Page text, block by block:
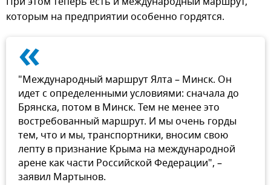
которым на предприятии особенно гордятся.
«
"Международный маршрут Ялта – Минск. Он
идет с определенными условиями: сначала до
Брянска, потом в Минск. Тем не менее это
востребованный маршрут. И мы очень горды
тем, что и мы, транспортники, вносим свою
лепту в признание Крыма на международной
арене как части Российской Федерации", –
заявил Мартынов.